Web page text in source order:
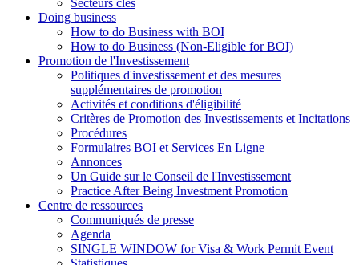
Secteurs clés
Doing business
How to do Business with BOI
How to do Business (Non-Eligible for BOI)
Promotion de l'Investissement
Politiques d'investissement et des mesures
supplémentaires de promotion
Activités et conditions d'éligibilité
Critères de Promotion des Investissements et Incitations
Procédures
Formulaires BOI et Services En Ligne
Annonces
Un Guide sur le Conseil de l'Investissement
Practice After Being Investment Promotion
Centre de ressources
Communiqués de presse
Agenda
SINGLE WINDOW for Visa & Work Permit Event